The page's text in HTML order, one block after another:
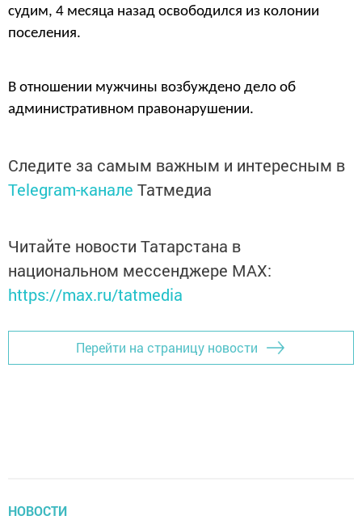
судим, 4 месяца назад освободился из колонии
поселения.
В отношении мужчины возбуждено дело об
административном правонарушении.
Следите за самым важным и интересным в
Telegram-канале Татмедиа
Читайте новости Татарстана в
национальном мессенджере MАХ:
https://max.ru/tatmedia
Перейти на страницу новости
НОВОСТИ